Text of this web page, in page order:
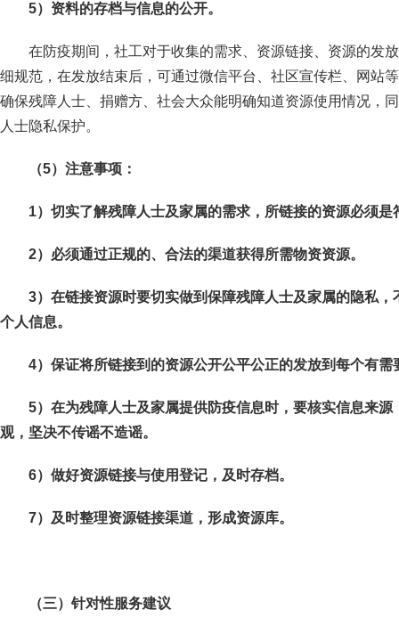
5）资料的存档与信息的公开。
在防疫期间，社工对于收集的需求、资源链接、资源的发
细规范，在发放结束后，可通过微信平台、社区宣传栏、网站
确保残障人士、捐赠方、社会大众能明确知道资源使用情况，
人士隐私保护。
（5） 注意事项：
1）切实了解残障人士及家属的需求，所链接的资源必须
2）必须通过正规的、合法的渠道获得所需物资资源。
3）在链接资源时要切实做到保障残障人士及家属的隐私
个人信息。
4）保证将所链接到的资源公开公平公正的发放到每个有
5）在为残障人士及家属提供防疫信息时，要核实信息来
观，坚决不传谣不造谣。
6）做好资源链接与使用登记，及时存档。
7）及时整理资源链接渠道，形成资源库。
（三）针对性服务建议